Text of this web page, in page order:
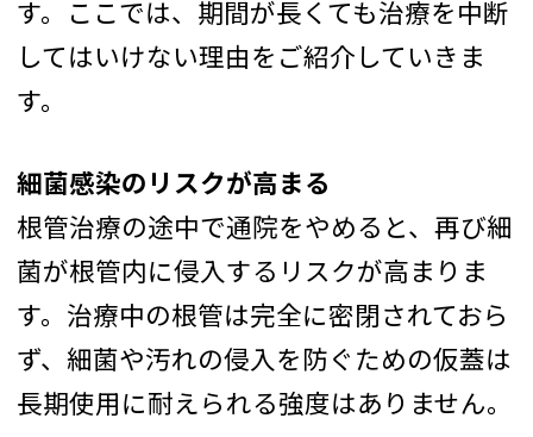
す。ここでは、期間が長くても治療を中断
してはいけない理由をご紹介していきま
す。
細菌感染のリスクが高まる
根管治療の途中で通院をやめると、再び細
菌が根管内に侵入するリスクが高まりま
す。治療中の根管は完全に密閉されておら
ず、細菌や汚れの侵入を防ぐための仮蓋は
長期使用に耐えられる強度はありません。